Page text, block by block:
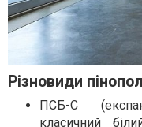
Різновиди
ПСБ-С
класичний